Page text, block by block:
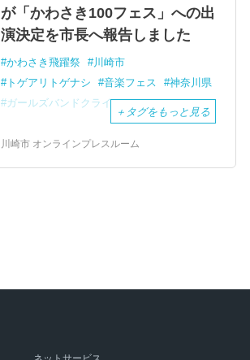
が「かわさき100フェス」への出
演決定を市長へ報告しました
かわさき飛躍祭
川崎市
トゲアリトゲナシ
音楽フェス
神奈川県
ガールズバンドクライ
＋ タグをもっと見る
川崎市 オンラインプレスルーム